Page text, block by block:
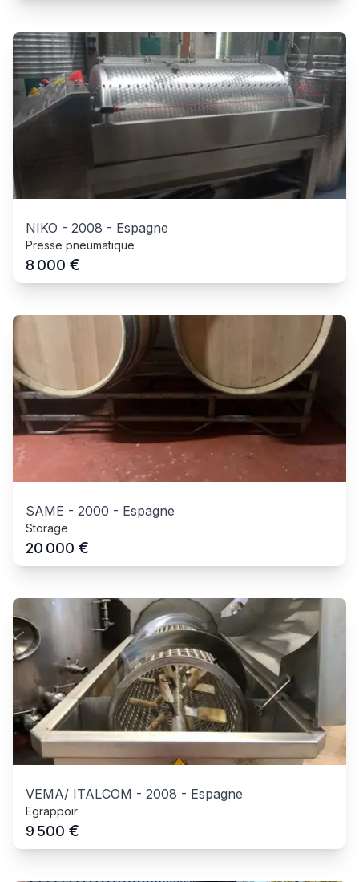
NIKO - 2008 - Espagne
Presse pneumatique
8 000 €
SAME - 2000 - Espagne
Storage
20 000 €
VEMA/ ITALCOM - 2008 - Espagne
Egrappoir
9 500 €